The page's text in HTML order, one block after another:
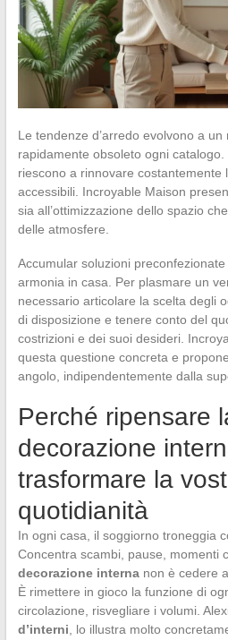
Le tendenze d’arredo evolvono a
rapidamente obsoleto ogni
riescono a rinnovare costantemente
accessibili. Incroyable Maison
sia all’ottimizzazione dello spazio
delle atmosfere.
Accumular soluzioni
armonia in casa. Per plasmare un
necessario articolare la scelta degli
di disposizione e tenere conto del
costrizioni e dei suoi desideri.
questa questione concreta e
angolo, indipendentemente dalla
Perché ripensare
decorazione
trasformare la
quotidianità
In ogni casa, il soggiorno troneggia
Concentra scambi, pause, momenti
decorazione internanon è cedere
È rimettere in gioco la funzione di
circolazione, risvegliare i volumi.
d’interni , lo illustra molto